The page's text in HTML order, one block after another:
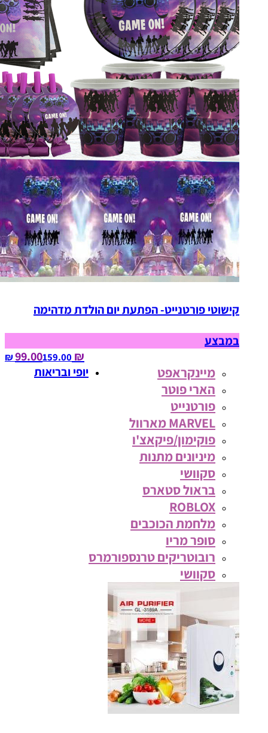
קישוטי פורטנייט- הפתעת יום הולדת מדהימה
במבצע
₪ 99.00
159.00‏ ₪
מיינקראפט
הארי פוטר
פורטנייט
MARVEL מארוול
פוקימון/פיקאצ'ו
מיניונים מתנות
סקוושי
בראול סטארס
ROBLOX
מלחמת הכוכבים
סופר מריו
רובוטריקים טרנספורמרס
סקוושי
יופי ובריאות